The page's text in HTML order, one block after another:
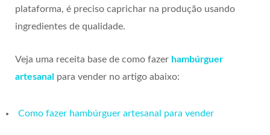
plataforma, é preciso caprichar na produção usando
ingredientes de qualidade.
Veja uma receita base de como fazer hambúrguer
artesanal para vender no artigo abaixo:
Como fazer hambúrguer artesanal para vender